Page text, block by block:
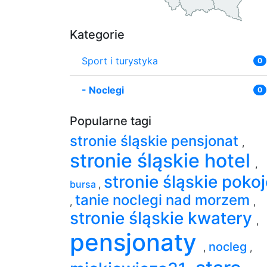
Kategorie
Sport i turystyka 0
- Noclegi 0
Popularne tagi
stronie śląskie pensjonat ,
stronie śląskie hotel ,
bursa , stronie śląskie
, tanie noclegi nad morzem ,
stronie śląskie kwatery ,
pensjonaty , nocleg ,